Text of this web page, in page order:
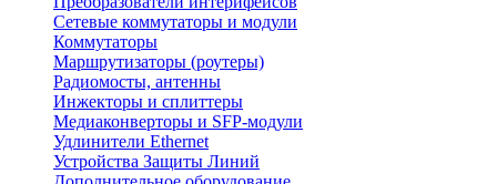
Сетевые коммутаторы и модули
Коммутаторы
Маршрутизаторы (роутеры)
Радиомосты, антенны
Инжекторы и сплиттеры
Медиаконверторы и SFP-модули
Удлинители Ethernet
Устройства Защиты Линий